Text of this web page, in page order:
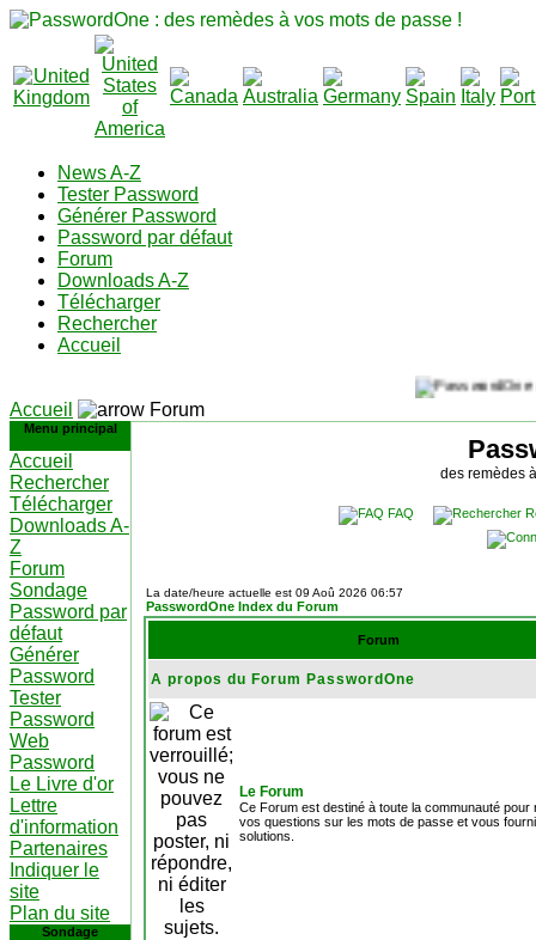
News A-Z
Tester Password
Générer Password
Password par défaut
Forum
Downloads A-Z
Télécharger
Rechercher
Accueil
Accueil Forum
Menu principal
Accueil
Rechercher
Télécharger
Downloads A-
Z
Forum
Sondage
Password par
défaut
Générer
Password
Tester
Password
Web
Password
Le Livre d'or
Lettre
d'information
Partenaires
Indiquer le
site
Plan du site
Sondage
des remèdes
FAQ
La date/heure actuelle est 09 Aoû 2026 06:57
PasswordOne Index du Forum
Forum
A propos du Forum PasswordOne
Le Forum
Ce Forum est destiné à toute la communauté pour
vos questions sur les mots de passe et vous
solutions.